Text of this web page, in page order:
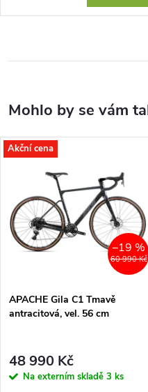
Akční cena
60 990 Kč
–19 %
APACHE Gila C1 Tmavě
antracitová, vel. 56 cm
48 990 Kč
Na externím skladě 3 ks